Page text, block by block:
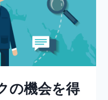
の機会を得